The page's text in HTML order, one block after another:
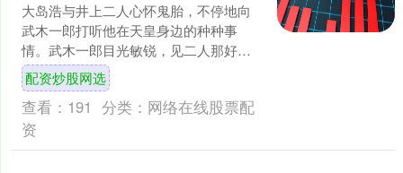
大岛浩与井上二人心怀鬼胎，不停地向
武木一郎打听他在天皇身边的种种事
情。武木一郎目光敏锐，见二人那好奇
心明显不单纯，便心生一计，故意故弄
玄虚地说出一些帮派里鲜为人....
配资炒股网选
查看： 191 分类： 网络在线股票配
资